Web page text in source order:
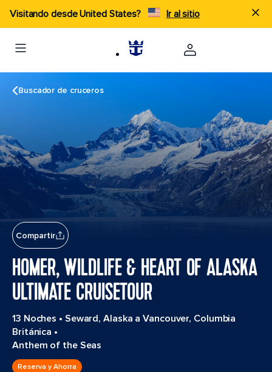
Visitando desde United States? Ir al sitio
Buscador de cruceros
Compartir
HOMER, WILDLIFE & HEART OF ALASKA
ULTIMATE CRUISETOUR
13 Noches • Seward, Alaska a Vancouver, Columbia
Británica •
Anthem of the Seas
Reserva y Ahorra